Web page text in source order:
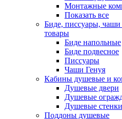
Монтажные
Показать все
Биде, писсуары,
товары
Биде напольные
Биде подвесное
Писсуары
Чаши Генуя
Кабины душевые и
Душевые двери
Душевые
Душевые стенки
Поддоны душевые